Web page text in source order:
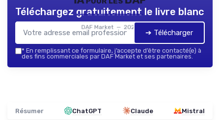
DAF Market — 2026
Téléchargez gratuitement le livre blanc
➔ Télécharger
* En remplissant ce formulaire, j’accepte d’être contacté(e) à
des fins commerciales par DAF Market et ses partenaires.
Résumer ChatGPT Claude Mistral